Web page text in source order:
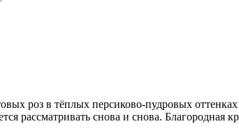
роз в тёплых персиково-пудровых
рассматривать снова и снова. Благородная